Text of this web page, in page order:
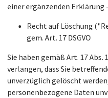
einer ergänzenden Erklärung
Recht auf Löschung
gem. Art. 17 DSGVO
Sie haben gemäß Art. 17 Abs.
verlangen, dass Sie
unverzüglich gelöscht
personenbezogene Daten